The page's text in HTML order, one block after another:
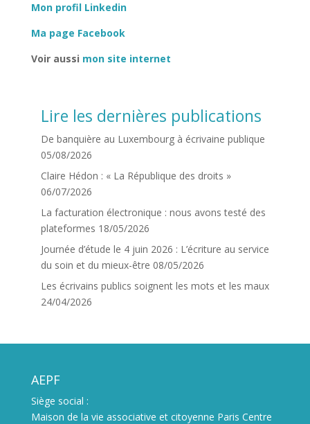
Mon profil Linkedin
Ma page Facebook
Voir aussi mon site internet
Lire les dernières publications
De banquière au Luxembourg à écrivaine publique
05/08/2026
Claire Hédon : « La République des droits »
06/07/2026
La facturation électronique : nous avons testé des
plateformes 18/05/2026
Journée d’étude le 4 juin 2026 : L’écriture au service
du soin et du mieux-être 08/05/2026
Les écrivains publics soignent les mots et les maux
24/04/2026
AEPF
Siège social :
Maison de la vie associative et citoyenne Paris Centre